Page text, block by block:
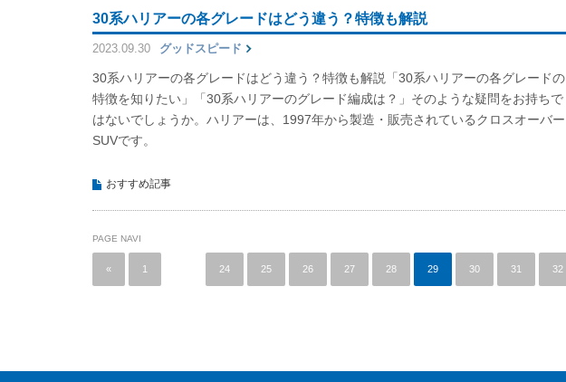
30系ハリアーの各グレードはどう違う？特徴も解説
2023.09.30 グッドスピード
30系ハリアーの各グレードはどう違う？特徴も解説「30系ハリアーの各グレードの
特徴を知りたい」「30系ハリアーのグレード編成は？」そのような疑問をお持ちで
はないでしょうか。ハリアーは、1997年から製造・販売されているクロスオーバー
SUVです。
おすすめ記事
PAGE NAVI
« 1 24 25 26 27 28 29 30 31 32